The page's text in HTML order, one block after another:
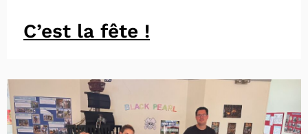
C’est la fête !